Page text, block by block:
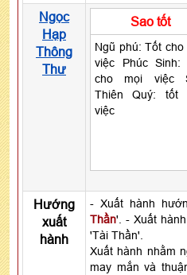
Ngọc
Hạp
Thông
Thư
Sao tốt
Ngũ phú: Tốt cho
việc Phúc Sinh:
cho mọi việc
Thiên Quý: tốt
việc
Hướng
xuất
hành
- Xuất hành
Thần'. - Xuất
'Tài Thần'.
Xuất hành nhằm
may mắn và